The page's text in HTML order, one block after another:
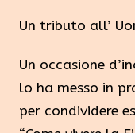
Un tributo all’
Un occasione
lo ha messo in
per condividere